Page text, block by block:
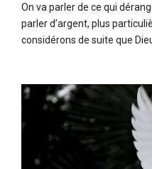
On va parler de ce qui
parler d’argent, plus
considérons de suite que